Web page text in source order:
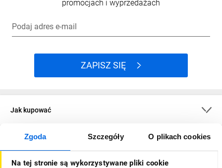
Zgoda Szczegóły O plikach cookies
Na tej stronie są wykorzystywane pliki cookie
promocjach i wyprzedażach
Podaj adres e-mail
ZAPISZ SIĘ
Jak kupować
O firmie